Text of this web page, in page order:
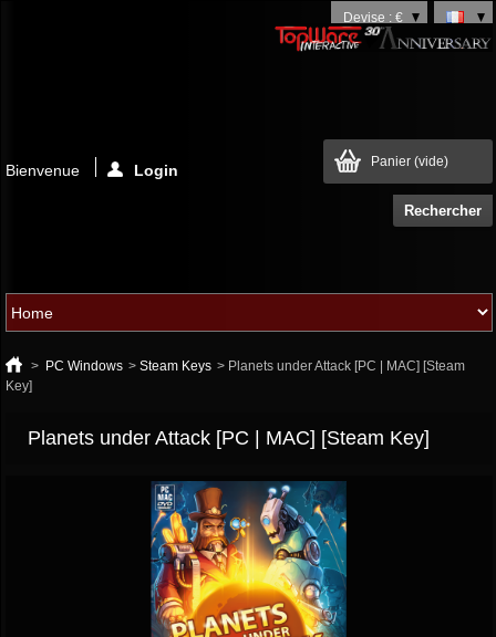
Devise : €
Panier (vide)
Bienvenue Login
> PC Windows > Steam Keys > Planets under Attack [PC | MAC] [Steam
Key]
Planets under Attack [PC | MAC] [Steam Key]